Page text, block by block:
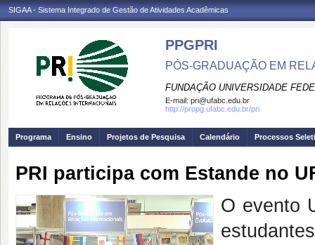
SIGAA - Sistema Integrado de Gestão de Atividades Acadêmicas
PPGPRI
PÓS-GRADUAÇÃO EM
FUNDAÇÃO UNIVERSIDADE
E-mail: pri@ufabc.edu.br
http://propg.ufabc.edu.br/pri
Programa Ensino Projetos de Pesquisa Calendário Processos
PRI participa com Estande no
O evento